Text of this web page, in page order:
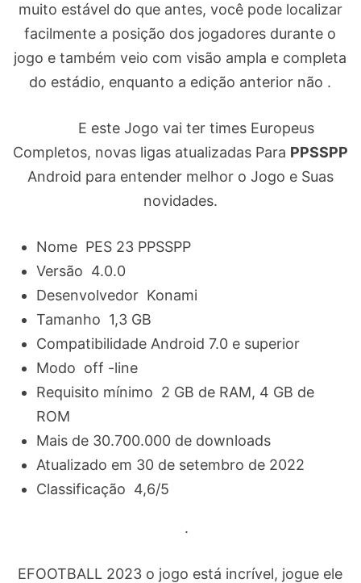
muito estável do que antes, você pode localizar
facilmente a posição dos jogadores durante o
jogo e também veio com visão ampla e completa
do estádio, enquanto a edição anterior não .
E este Jogo vai ter times Europeus
Completos, novas ligas atualizadas Para PPSSPP
Android para entender melhor o Jogo e Suas
novidades.
Nome PES 23 PPSSPP
Versão 4.0.0
Desenvolvedor Konami
Tamanho 1,3 GB
Compatibilidade Android 7.0 e superior
Modo off -line
Requisito mínimo 2 GB de RAM, 4 GB de
ROM
Mais de 30.700.000 de downloads
Atualizado em 30 de setembro de 2022
Classificação 4,6/5
.
EFOOTBALL 2023 o jogo está incrível, jogue ele